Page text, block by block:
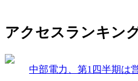
アクセスランキン
中部電力、第1四半期は